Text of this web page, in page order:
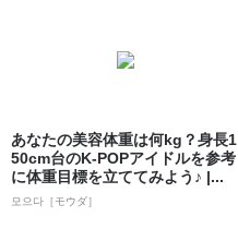
あなたの美容体重は何kg？身長1
50cm台のK-POPアイドルを参考
に体重目標を立ててみよう♪ |...
모으다［モウダ］